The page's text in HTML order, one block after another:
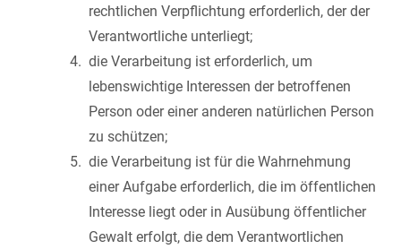
rechtlichen Verpflichtung erforderlich, der der
Verantwortliche unterliegt;
die Verarbeitung ist erforderlich, um
lebenswichtige Interessen der betroffenen
Person oder einer anderen natürlichen Person
zu schützen;
die Verarbeitung ist für die Wahrnehmung
einer Aufgabe erforderlich, die im öffentlichen
Interesse liegt oder in Ausübung öffentlicher
Gewalt erfolgt, die dem Verantwortlichen